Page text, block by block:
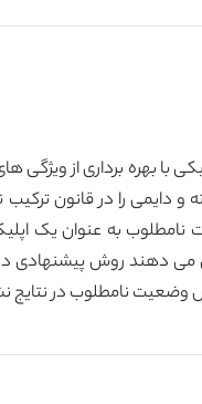
با بهره برداری از
را در قانون ترکیب